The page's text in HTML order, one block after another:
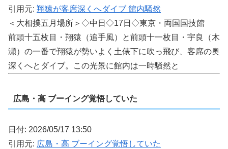
引用元: 翔猿が客席深くへダイブ 館内騒然
＜大相撲五月場所＞◇中日◇17日◇東京・両国国技館
前頭十五枚目・翔猿（追手風）と前頭十一枚目・宇良（木
瀬）の一番で翔猿が勢いよく土俵下に吹っ飛び、客席の奥
深くへとダイブ。この光景に館内は一時騒然と
広島・高 ブーイング覚悟していた
日付: 2026/05/17 13:50
引用元: 広島・高 ブーイング覚悟していた